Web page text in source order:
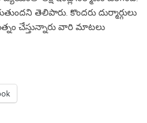
తెలిపారు. కొందరు దుర్మార్గులు
చేస్తున్నారు వారి మాటలు